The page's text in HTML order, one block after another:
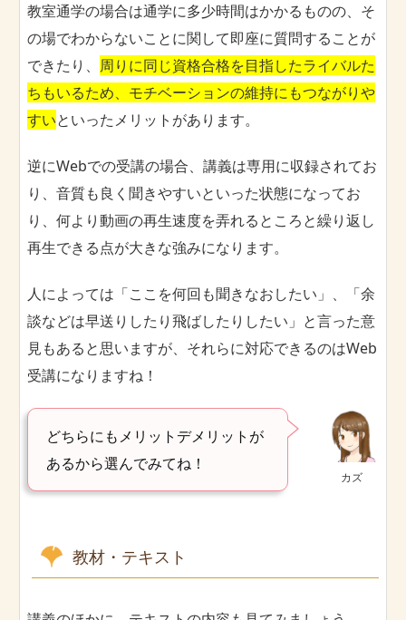
教室通学の場合は通学に多少時間はかかるものの、そ
の場でわからないことに関して即座に質問することが
できたり、 周りに同じ資格合格を目指したライバルた
ちもいるため、モチベーションの維持にもつながりや
すいといったメリットがあります。
逆にWebでの受講の場合、講義は専用に収録されてお
り、音質も良く聞きやすいといった状態になってお
り、何より動画の再生速度を弄れるところと繰り返し
再生できる点が大きな強みになります。
人によっては「ここを何回も聞きなおしたい」、「余
談などは早送りしたり飛ばしたりしたい」と言った意
見もあると思いますが、それらに対応できるのはWeb
受講になりますね！
カズ
どちらにもメリットデメリットが
あるから選んでみてね！
教材・テキスト